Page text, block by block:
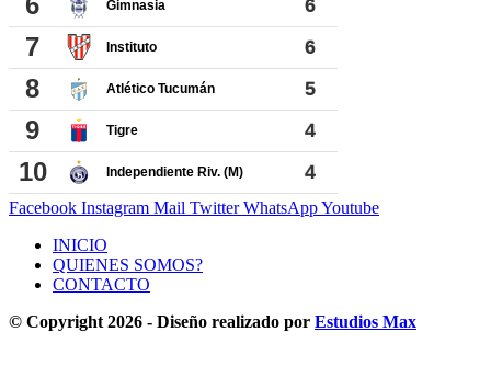
Facebook Instagram Mail Twitter WhatsAppYoutube
INICIO
QUIENES SOMOS?
CONTACTO
© Copyright 2026 - Diseño realizado por Estudios Max